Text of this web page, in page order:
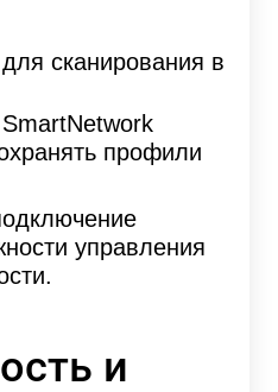
сканирования в
профили
управления
и